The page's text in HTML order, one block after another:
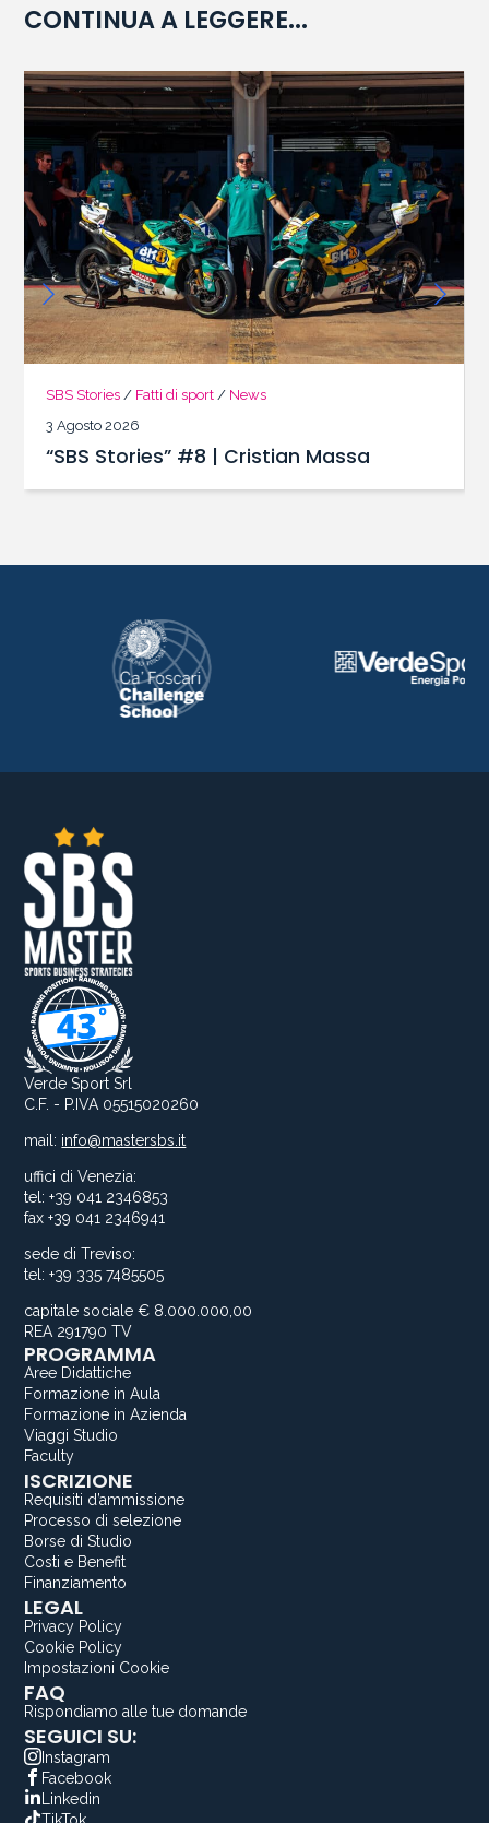
CONTINUA A LEGGERE...
SBS Stories / Fatti di sport / News
3 Agosto 2026
“SBS Stories” #8 | Cristian Massa
Verde Sport Srl
C.F. - P.IVA 05515020260
mail: info@mastersbs.it
uffici di Venezia:
tel: +39 041 2346853
fax +39 041 2346941
sede di Treviso:
tel: +39 335 7485505
capitale sociale € 8.000.000,00
REA 291790 TV
PROGRAMMA
Aree Didattiche
Formazione in Aula
Formazione in Azienda
Viaggi Studio
Faculty
ISCRIZIONE
Requisiti d’ammissione
Processo di selezione
Borse di Studio
Costi e Benefit
Finanziamento
LEGAL
Privacy Policy
Cookie Policy
Impostazioni Cookie
FAQ
Rispondiamo alle tue domande
SEGUICI SU:
Instagram
Facebook
Linkedin